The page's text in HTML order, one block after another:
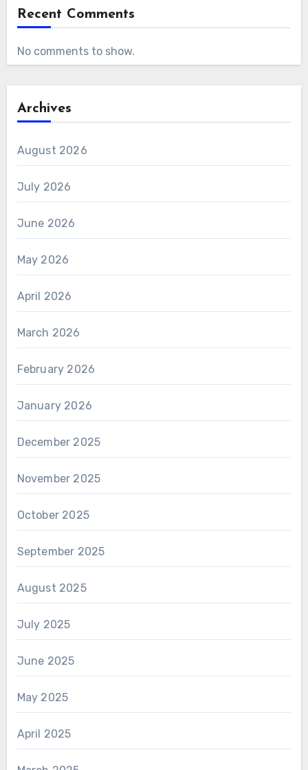
Recent Comments
No comments to show.
Archives
August 2026
July 2026
June 2026
May 2026
April 2026
March 2026
February 2026
January 2026
December 2025
November 2025
October 2025
September 2025
August 2025
July 2025
June 2025
May 2025
April 2025